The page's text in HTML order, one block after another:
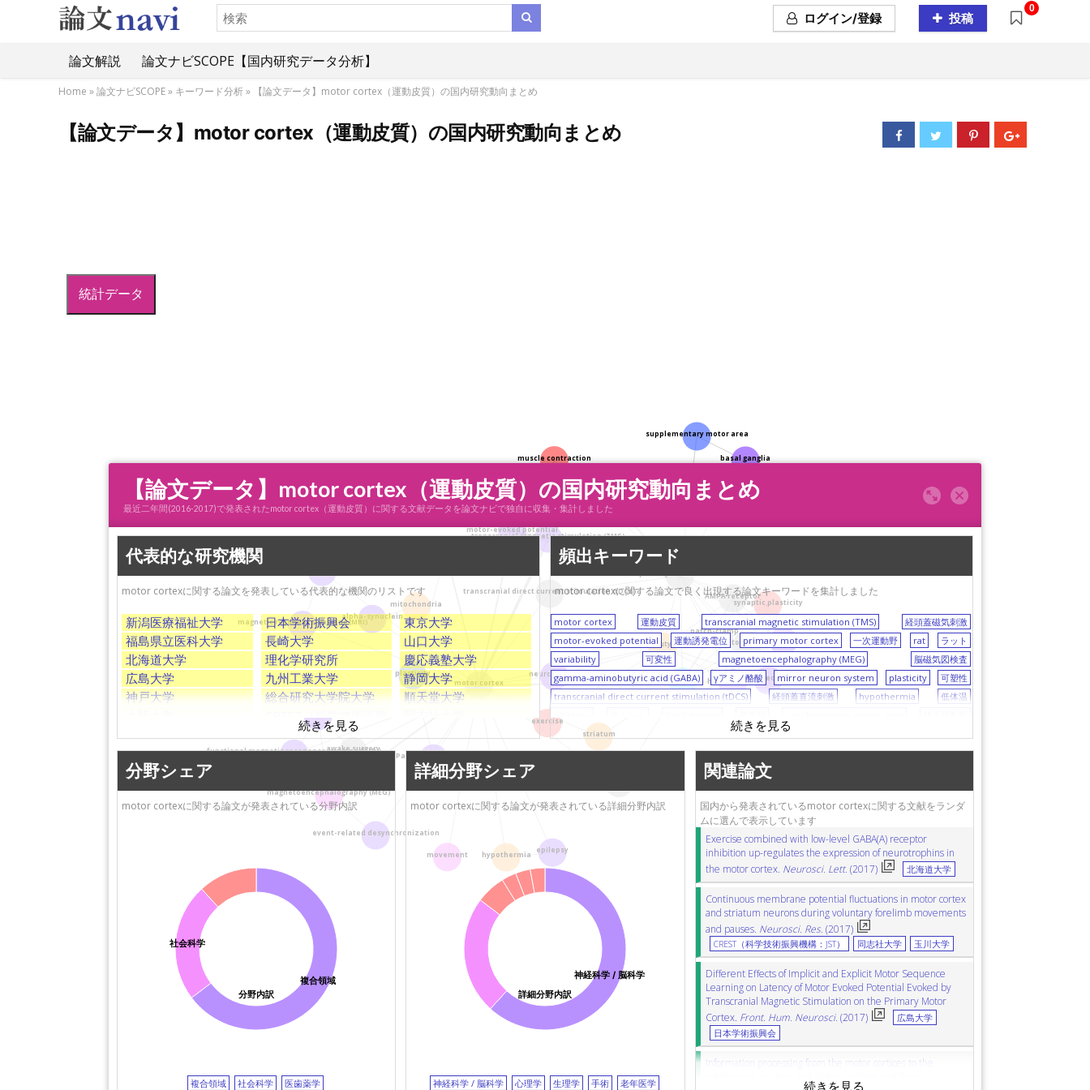
ログイン/登録 投稿
0
論文解説 論文ナビSCOPE【国内研究データ分析】
Home »論文ナビSCOPE» キーワード分析» 【論文データ】motor cortex（運動皮質）の国内研究動向まとめ
【論文データ】motor cortex（運動皮質）の国内研究動向まとめ
統計データ
motor cortex
transcranial magnetic stimulation (TMS)
motor-evoked potential
rat
magnetoencephalography (MEG)
gamma-aminobutyric acid (GABA)
mirror neuron system
plasticity
transcranial direct current stimulation (tDCS)
hypothermia
epilepsy
basal ganglia
supplementary motor area
awake surgery
functional magnetic resonance imaging (fMRI)
hippocampus
patch-clamp
motor learning
GABA receptor
synaptic plasticity
AMPA receptor
glutamate
striatum
muscle contraction
neurotrophin
exercise
Parkinson's disease
magnetic resonance imaging (MRI)
mitochondria
alpha-synuclein
event-related desynchronization
movement
【論文データ】motor cortex（運動皮質）の国内研究動向まとめ
最近二年間(2016-2017)で発表されたmotor cortex（運動皮質）に関する文献データを論文ナビで独自に収集・集計しました
代表的な研究機関
motor cortexに関する論文を発表している代表的な機関のリストです
新潟医療福祉大学
福島県立医科大学
北海道大学
広島大学
神戸大学
玉川大学
産業医科大学
北里大学
札幌医科大学
日本学術振興会
長崎大学
理化学研究所
九州工業大学
総合研究大学院大学
CREST（科学技術振興
機構：JST）
青森県立中央病院
東京都健康長寿医療セ
ンター
東京大学
山口大学
慶応義塾大学
静岡大学
順天堂大学
弘前大学
福岡大学
京都大学
頻出キーワード
motor cortexに関する論文で良く出現する論文キーワードを集計しました
motor cortex 運動皮質 transcranial magnetic stimulation (TMS)
経頭蓋磁気刺激
motor-evoked potential
運動誘発電位 primary motor cortex 一次運動野 rat
ラット
variability
可変性 magnetoencephalography (MEG)
脳磁気図検査
gamma-aminobutyric acid (GABA)
γアミノ酪酸 mirror neuron system plasticity
可塑性
transcranial direct current stimulation (tDCS)
経頭蓋直流刺激 hypothermia
低体温
epilepsy
awake surgery
神経膠腫
functional magnetic resonance imaging (fMRI)
機能的磁気共鳴画像法
hippocampus 海馬 patch-clamp パッチクランプ
motor learning
GABAA受容体
AMPA receptor
AMPA受容体 glutamate グルタミン酸 striatum
線条体
muscle contraction
筋収縮 neurotrophin ニューロトロフィン exercise
運動
パーキンソン病 corticospinal tract
amyotrophic lateral sclerosis
筋萎縮性側索硬化症
magnetic resonance imaging (MRI)
磁気共鳴画像法
ミトコンドリア alpha-synuclein
αシヌクレイン
event-related desynchronization
movement
分野シェア
motor cortexに関する論文が発表されている分野内訳
分野内訳
複合領域
社会科学
複合領域 社会科学 医歯薬学
詳細分野シェア
motor cortexに関する論文が発表されている詳細分野内訳
詳細分野内訳
神経科学 / 脳科学
神経科学 / 脳科学 心理学 生理学 手術
老年医学
関連論文
国内から発表されているmotor cortexに関する文献をランダ
ムに選んで表示しています
Exercise combined with low-level GABA(A) receptor
inhibition up-regulates the expression of neurotrophins in
the motor cortex. Neurosci. Lett. (2017) 北海道大学
Continuous membrane potential fluctuations in motor cortex
and striatum neurons during voluntary forelimb movements
and pauses. Neurosci. Res. (2017)
CREST（科学技術振興機構：JST） 同志社大学 玉川大学
Different Effects of Implicit and Explicit Motor Sequence
Learning on Latency of Motor Evoked Potential Evoked by
Transcranial Magnetic Stimulation on the Primary Motor
Cortex. Front. Hum. Neurosci. (2017)
広島大学
日本学術振興会
Information processing from the motor cortices to the